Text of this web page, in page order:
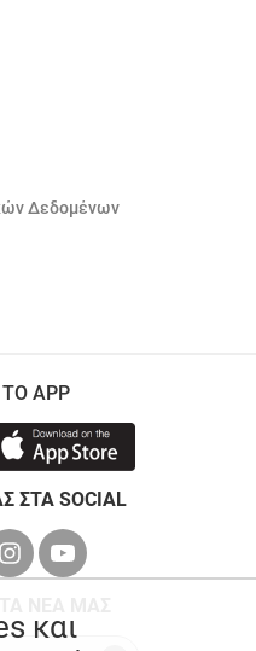
Δεδομένων
APP
ΣΤΑ SOCIAL
και